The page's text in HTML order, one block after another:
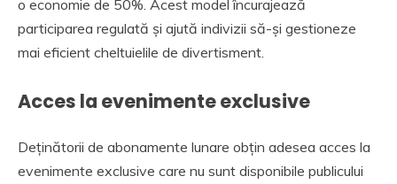
o economie de 50%. Acest model încurajează
participarea regulată și ajută indivizii să-și gestioneze
mai eficient cheltuielile de divertisment.
Acces la evenimente exclusive
Deținătorii de abonamente lunare obțin adesea acces la
evenimente exclusive care nu sunt disponibile publicului